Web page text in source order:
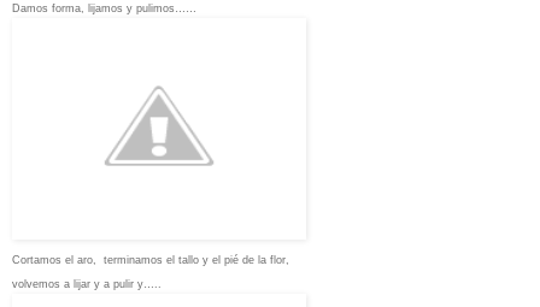
Damos forma, lijamos y pulimos……
Cortamos el aro, terminamos el tallo y el pié de la flor,
volvemos a lijar y a pulir y…..